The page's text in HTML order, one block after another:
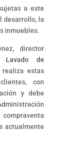
a este
desarrollo, la
inmuebles.
director
Lavado de
estas
con
y debe
actualmente